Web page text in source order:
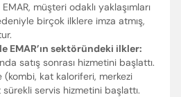
müşteri odaklı yaklaşımları
birçok ilklere imza atmış,
EMAR’ın sektöründeki ilkler:
satış sonrası hizmetini başlattı.
(kombi, kat kaloriferi, merkezi
servis hizmetini başlattı.